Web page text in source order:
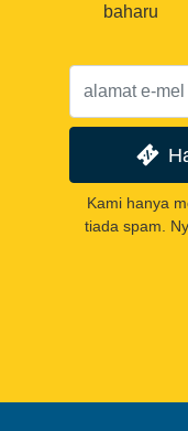
baharu
Kami hanya
tiada spam.